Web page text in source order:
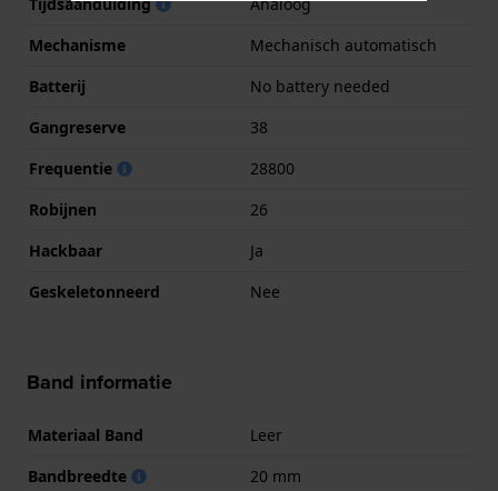
Tijdsaanduiding
Analoog
Mechanisme
Mechanisch automatisch
Batterij
No battery needed
Gangreserve
38
Frequentie
28800
Robijnen
26
Hackbaar
Ja
Geskeletonneerd
Nee
Band informatie
Materiaal Band
Leer
Bandbreedte
20 mm